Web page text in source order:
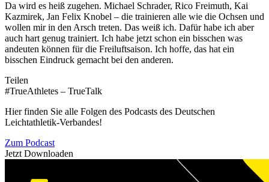
Da wird es heiß zugehen. Michael Schrader, Rico Freimuth, Kai
Kazmirek, Jan Felix Knobel – die trainieren alle wie die Ochsen und
wollen mir in den Arsch treten. Das weiß ich. Dafür habe ich aber
auch hart genug trainiert. Ich habe jetzt schon ein bisschen was
andeuten können für die Freiluftsaison. Ich hoffe, das hat ein
bisschen Eindruck gemacht bei den anderen.
Teilen
#TrueAthletes – TrueTalk
Hier finden Sie alle Folgen des Podcasts des Deutschen
Leichtathletik-Verbandes!
Zum Podcast
Jetzt Downloaden